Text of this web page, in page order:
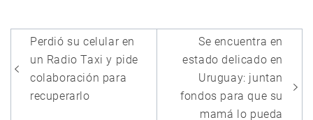
Navegación
de
entradas
Perdió su celular en
un Radio Taxi y pide
colaboración para
recuperarlo
Se encuentra en
estado delicado en
Uruguay: juntan
fondos para que su
mamá lo pueda